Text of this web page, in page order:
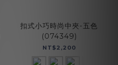
扣式小巧時尚中夾-五色
(074349)
NT$2,200